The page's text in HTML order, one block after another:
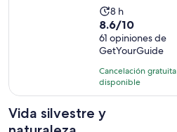
La
actividad
dura
8
horas
8 h
8.6
de
10
con
61
opiniones
8.6/10
61 opiniones de
GetYourGuide
Cancelación gratuita
disponible
Vida silvestre y